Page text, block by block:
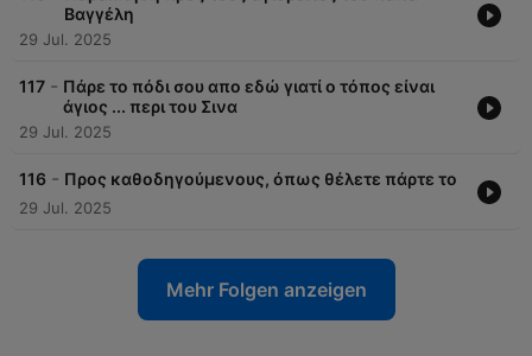
Βαγγέλη
29 Jul. 2025
117 - Πάρε το πόδι σου απο εδώ γιατί ο τόπος είναι
άγιος ... περι του Σινα
29 Jul. 2025
116 - Προς καθοδηγούμενους, όπως θέλετε πάρτε το
29 Jul. 2025
Mehr Folgen anzeigen